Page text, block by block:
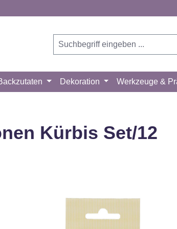
Dekoration Werkzeuge &
Kürbis Set/12